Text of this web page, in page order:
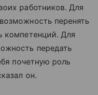
работников. Для
перенять
компетенций. Для
передать
почетную роль
он.